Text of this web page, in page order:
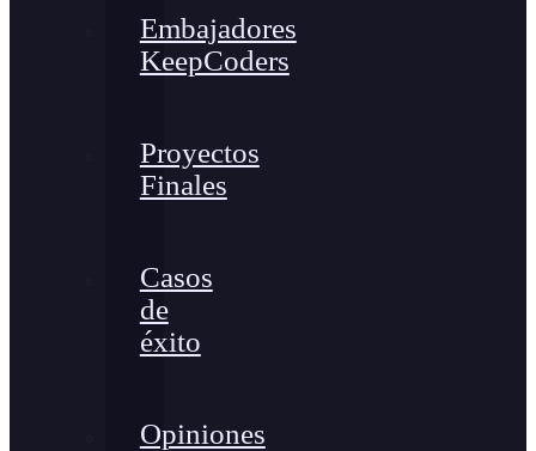
Embajadores
KeepCoders
Proyectos
Finales
Casos
de
éxito
Opiniones